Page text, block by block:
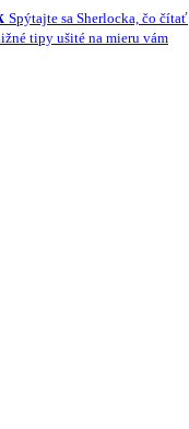
Spýtajte sa Sherlocka, čo čítať
tipy ušité na mieru vám